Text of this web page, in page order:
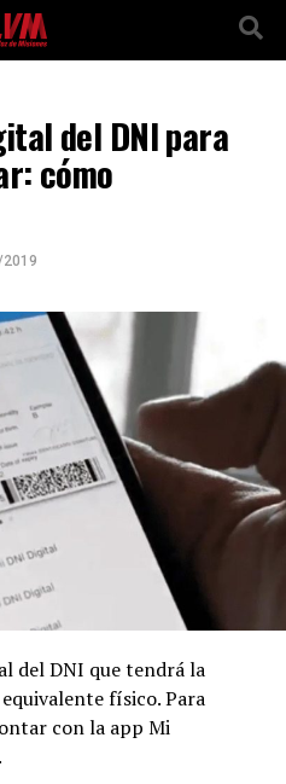
del DNI para
cómo
del DNI que tendrá la
físico. Para
con la app Mi